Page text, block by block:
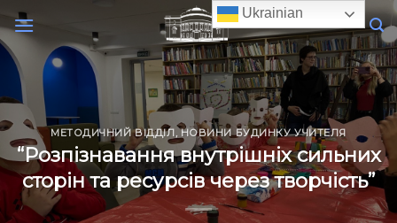
Skip
to
content
МЕТОДИЧНИЙ ВІДДІЛ ,НОВИНИ БУДИНКУ УЧИТЕЛЯ
“Розпізнавання внутрішніх сильних
сторін та ресурсів через творчість”
Ukrainian